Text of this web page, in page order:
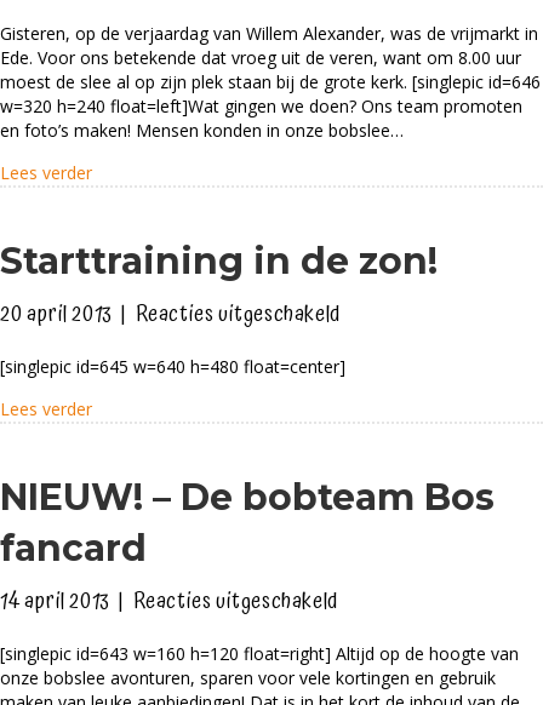
Gisteren, op de verjaardag van Willem Alexander, was de vrijmarkt in
Ede. Voor ons betekende dat vroeg uit de veren, want om 8.00 uur
moest de slee al op zijn plek staan bij de grote kerk. [singlepic id=646
w=320 h=240 float=left]Wat gingen we doen? Ons team promoten
en foto’s maken! Mensen konden in onze bobslee…
Lees verderabout Bobslee op de vrijmarkt in Ede
Starttraining in de zon!
20 april 2013 | Reacties uitgeschakeldvoor
in
[singlepic id=645 w=640 h=480 float=center]
Lees verderabout Starttraining in de zon!
NIEUW! – De bobteam Bos
fancard
14 april 2013 | Reacties uitgeschakeldvoor
–
De
[singlepic id=643 w=160 h=120 float=right] Altijd op de hoogte van
onze bobslee avonturen, sparen voor vele kortingen en gebruik